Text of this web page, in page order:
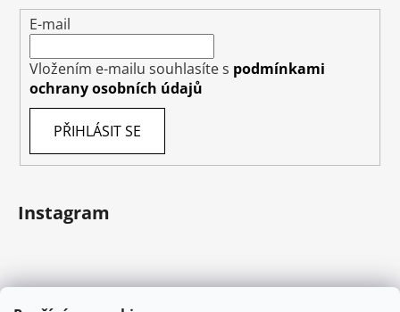
E-mail
Vložením e-mailu souhlasíte s podmínkami
ochrany osobních údajů
PŘIHLÁSIT SE
Instagram